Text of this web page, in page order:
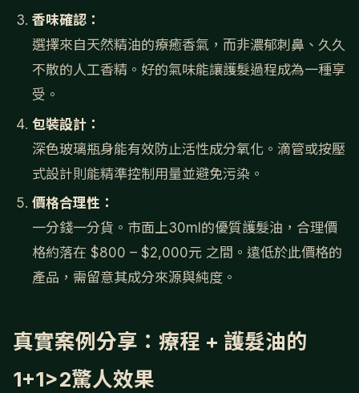
香味確認：
選擇來自天然精油的療癒香氣，而非濃郁刺鼻、久久
不散的人工香精。好的氣味能讓護髮過程成為一種享
受。
包裝設計：
深色玻璃瓶身能有效防止活性成分氧化。滴管或按壓
式設計則能精準控制用量並避免污染。
價格合理性：
一分錢一分貨。市面上30ml的優質護髮油，合理價
格約落在 $800 – $2,000元 之間。遠低於此價格的
產品，需留意其成分來源與純度。
真實案例分享：療程 + 護髮油的
1+1>2驚人效果